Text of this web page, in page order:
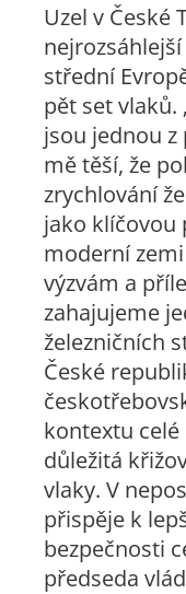
Uzel v České
střední
pět set vlaků.
jsou jednou
mě těší, že
zrychlování
jako klíčovou
moderní
výzvám a
zahajujeme
železničních
České
kontextu celé
důležitá
vlaky. V
přispěje k
bezpečnosti
předseda